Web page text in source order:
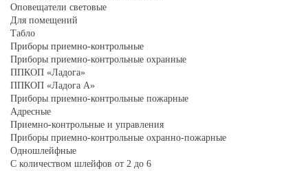
Оповещатели световые
Для помещений
Табло
Приборы приемно-контрольные
Приборы приемно-контрольные охранные
ППКОП «Ладога»
ППКОП «Ладога А»
Приборы приемно-контрольные пожарные
Адресные
Приемно-контрольные и управления
Приборы приемно-контрольные охранно-пожарные
Одношлейфные
С количеством шлейфов от 2 до 6